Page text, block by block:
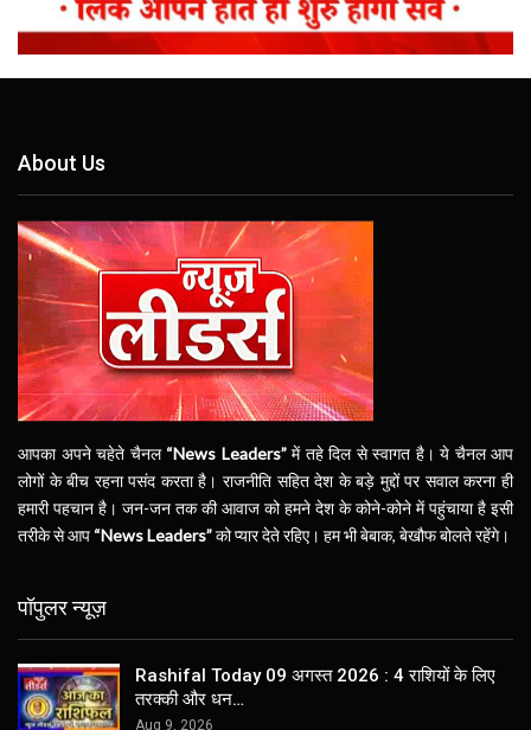
About Us
आपका अपने चहेते चैनल “News Leaders”में तहे दिल से स्वागत है। ये चैनल आप
लोगों के बीच रहना पसंद करता है। राजनीति सहित देश के बड़े मुद्दों पर सवाल करना ही
हमारी पहचान है। जन-जन तक की आवाज को हमने देश के कोने-कोने में पहुंचाया है इसी
तरीके से आप “News Leaders”को प्यार देते रहिए। हम भी बेबाक, बेखौफ बोलते रहेंगे।
पॉपुलर न्यूज़
Rashifal Today 09 अगस्त 2026 : 4 राशियों के लिए
तरक्की और धन…
Aug 9, 2026